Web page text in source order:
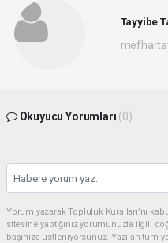
Tayyibe
Okuyucu Yorumları (0)
Yorum yazarak Topluluk Kuralları’nı
sitesine yaptığınız yorumunuzla ilgili
başınıza üstleniyorsunuz. Yazılan